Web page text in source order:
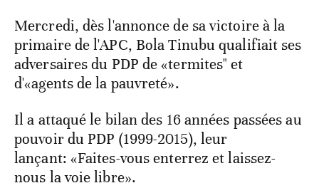
Mercredi, dès l'annonce de sa victoire à la
primaire de l'APC, Bola Tinubu qualifiait ses
adversaires du PDP de «termites" et
d'«agents de la pauvreté».
Il a attaqué le bilan des 16 années passées au
pouvoir du PDP (1999-2015), leur
lançant: «Faites-vous enterrez et laissez-
nous la voie libre».